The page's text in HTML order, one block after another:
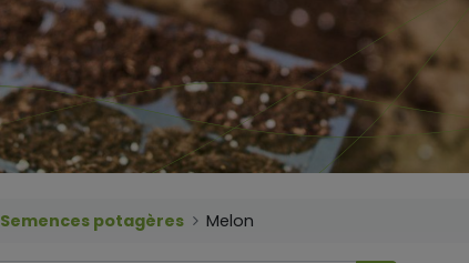
Semences potagères Melon